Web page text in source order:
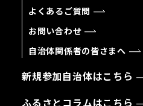
よくあるご質問
お問い合わせ
自治体関係者の皆さまへ
新規参加自治体はこちら
ふるさとコラムはこちら